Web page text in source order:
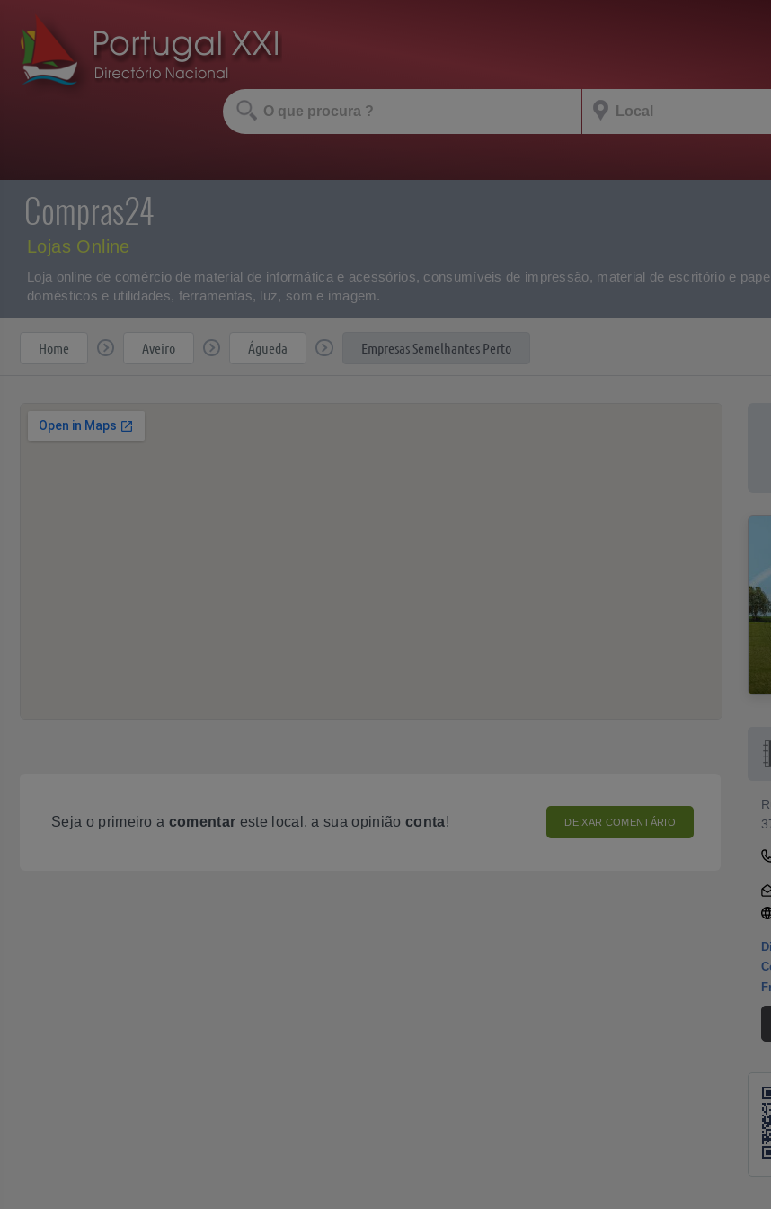
Compras24
Lojas Online
Loja online de comércio de material de informática e acessórios, consumíveis de impressão, material de escritório e
domésticos e utilidades, ferramentas, luz, som e imagem.
Home Aveiro Águeda Empresas Semelhantes Perto
Seja o primeiro a comentar este local, a sua opinião conta! DEIXAR COMENTÁRIO